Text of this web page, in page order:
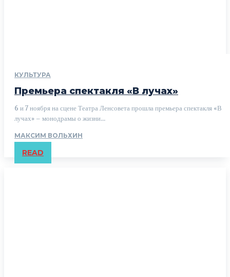
КУЛЬТУРА
Премьера спектакля «В лучах»
6 и 7 ноября на сцене Театра Ленсовета прошла премьера спектакля «В
лучах» ­– монодрамы о жизни...
МАКСИМ ВОЛЬХИН
READ